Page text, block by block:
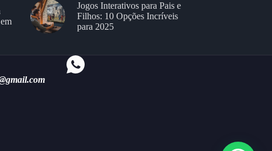
Jogos Interativos para Pais e
Filhos: 10 Opções Incríveis
para 2025